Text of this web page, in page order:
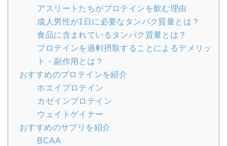
アスリートたちがプロテインを飲む理由
成人男性が1日に必要なタンパク質量とは？
食品に含まれているタンパク質量とは？
プロテインを過剰摂取することによるデメリッ
ト・副作用とは？
おすすめのプロテインを紹介
ホエイプロテイン
カゼインプロテイン
ウェイトゲイナー
おすすめのサプリを紹介
BCAA